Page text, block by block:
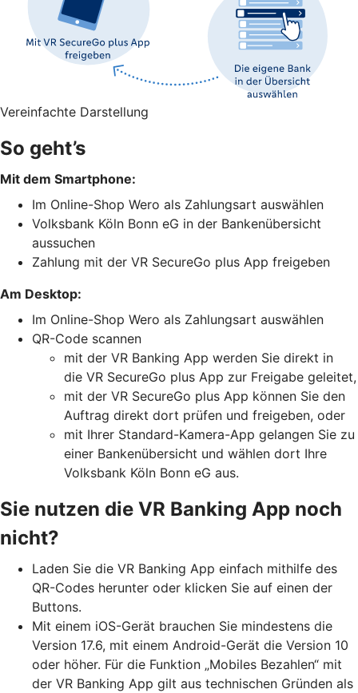
Vereinfachte Darstellung
So geht’s
Mit dem Smartphone:
Im Online-Shop Wero als Zahlungsart auswählen
Volksbank Köln Bonn eG in der Bankenübersicht
aussuchen
Zahlung mit der VR SecureGo plus App freigeben
Am Desktop:
Im Online-Shop Wero als Zahlungsart auswählen
QR-Code scannen
mit der VR Banking App werden Sie direkt in
die VR SecureGo plus App zur Freigabe geleitet,
mit der VR SecureGo plus App können Sie den
Auftrag direkt dort prüfen und freigeben, oder
mit Ihrer Standard-Kamera-App gelangen Sie zu
einer Bankenübersicht und wählen dort Ihre
Volksbank Köln Bonn eG aus.
Sie nutzen die VR Banking App noch
nicht?
Laden Sie die VR Banking App einfach mithilfe des
QR-Codes herunter oder klicken Sie auf einen der
Buttons.
Mit einem iOS-Gerät brauchen Sie mindestens die
Version 17.6, mit einem Android-Gerät die Version 10
oder höher. Für die Funktion „Mobiles Bezahlen“ mit
der VR Banking App gilt aus technischen Gründen als